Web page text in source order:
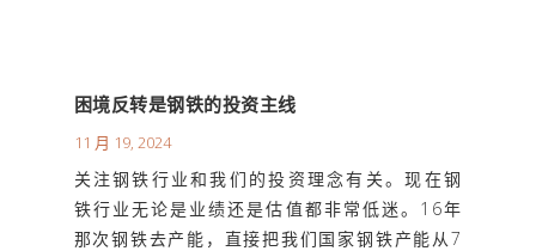
困境反转是钢铁的投资主线
11 月 19, 2024
关注钢铁行业和我们的投资理念有关。现在钢
铁行业无论是业绩还是估值都非常低迷。16年
那次钢铁去产能，直接把我们国家钢铁产能从7